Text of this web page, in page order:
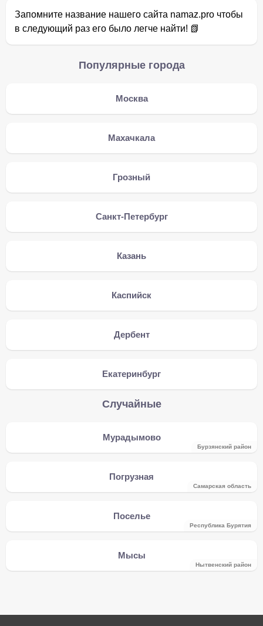
Запомните название нашего сайта namaz.pro чтобы
в следующий раз его было легче найти! 📗
Популярные города
Москва
Махачкала
Грозный
Санкт-Петербург
Казань
Каспийск
Дербент
Екатеринбург
Случайные
Мурадымово
Бурзянский район
Погрузная
Самарская область
Поселье
Республика Бурятия
Мысы
Нытвенский район